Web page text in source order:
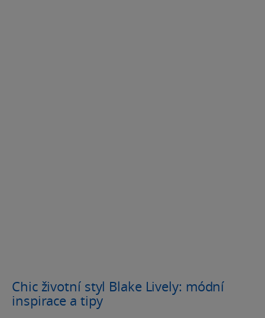
Chic životní styl Blake Lively: módní
inspirace a tipy